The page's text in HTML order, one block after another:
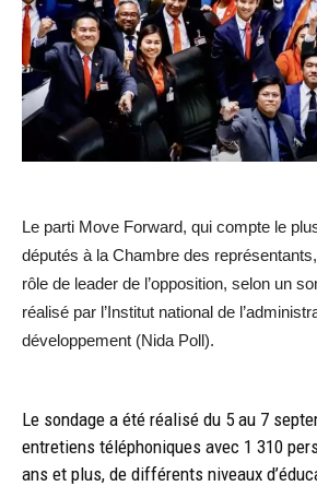
Le parti Move Forward, qui compte le
députés à la Chambre des
rôle de leader de l’opposition, selon un
réalisé par l’Institut national de
développement (Nida Poll).
Le sondage a été réalisé du 5 au 7
entretiens téléphoniques avec 1 310
ans et plus, de différents niveaux